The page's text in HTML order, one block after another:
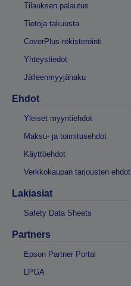
Tilauksen palautus
Tietoja takuusta
CoverPlus-rekisteröinti
Yhteystiedot
Jälleenmyyjähaku
Ehdot
Yleiset myyntiehdot
Maksu- ja toimitusehdot
Käyttöehdot
Verkkokaupan tarjousten ehdot
Lakiasiat
Safety Data Sheets
Partners
Epson Partner Portal
LPGA